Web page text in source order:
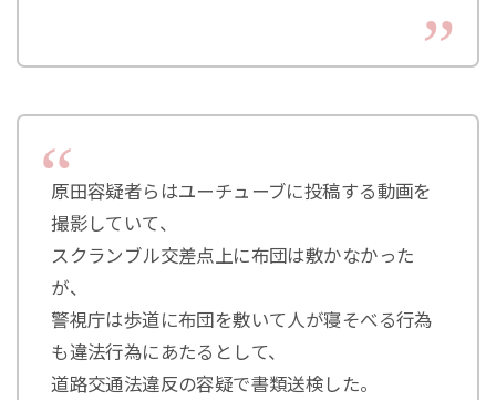
原田容疑者らはユーチューブに投稿する動画を
撮影していて、
スクランブル交差点上に布団は敷かなかった
が、
警視庁は歩道に布団を敷いて人が寝そべる行為
も違法行為にあたるとして、
道路交通法違反の容疑で書類送検した。